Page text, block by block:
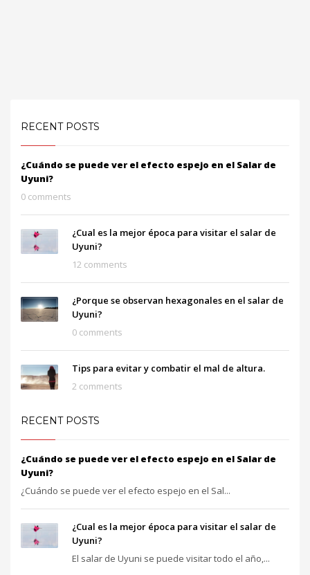
RECENT POSTS
¿Cuándo se puede ver el efecto espejo en el Salar de
Uyuni?
0 comments
¿Cual es la mejor época para visitar el salar de
Uyuni?
12 comments
¿Porque se observan hexagonales en el salar de
Uyuni?
0 comments
Tips para evitar y combatir el mal de altura.
2 comments
RECENT POSTS
¿Cuándo se puede ver el efecto espejo en el Salar de
Uyuni?
¿Cuándo se puede ver el efecto espejo en el Sal...
¿Cual es la mejor época para visitar el salar de
Uyuni?
El salar de Uyuni se puede visitar todo el año,...